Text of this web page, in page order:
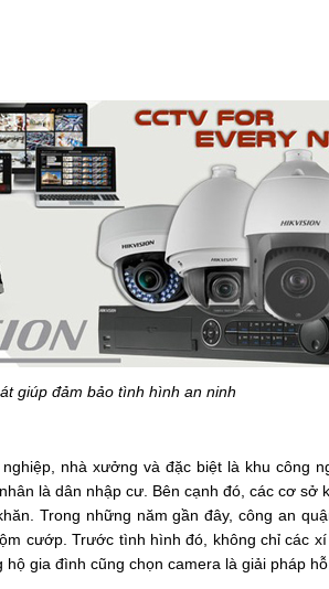
giúp đảm bảo tình hình an ninh
nhà xưởng và đặc biệt là khu công
là dân nhập cư. Bên cạnh đó, các cơ sở
Trong những năm gần đây, công an
cướp. Trước tình hình đó, không chỉ các
gia đình cũng chọn camera là giải pháp